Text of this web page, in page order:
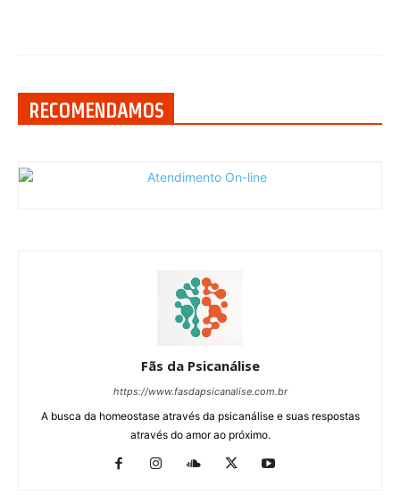
RECOMENDAMOS
Fãs da Psicanálise
https://www.fasdapsicanalise.com.br
A busca da homeostase através da psicanálise e suas respostas
através do amor ao próximo.